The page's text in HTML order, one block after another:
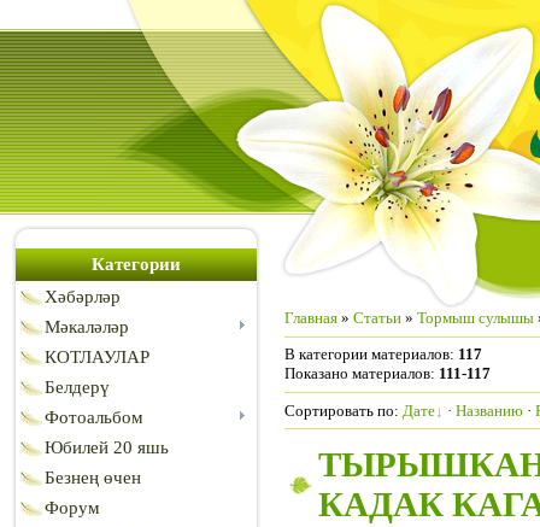
Категории
Хәбәрләр
Мәкаләләр
КОТЛАУЛАР
Белдерү
Фотоальбом
Юбилей 20 яшь
Безнең өчен
Форум
Главная » Статьи » Тормыш сулышы
В категории материалов: 117
Показано материалов: 111-117
Сортировать по: Дате · Названию ·
ТЫРЫШКАН
КАДАК